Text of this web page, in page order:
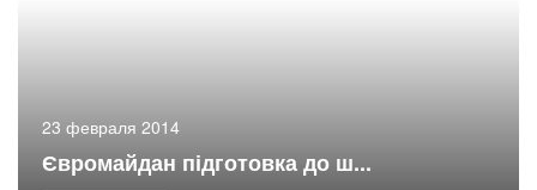
23 февраля 2014
Євромайдан підготовка до ш...